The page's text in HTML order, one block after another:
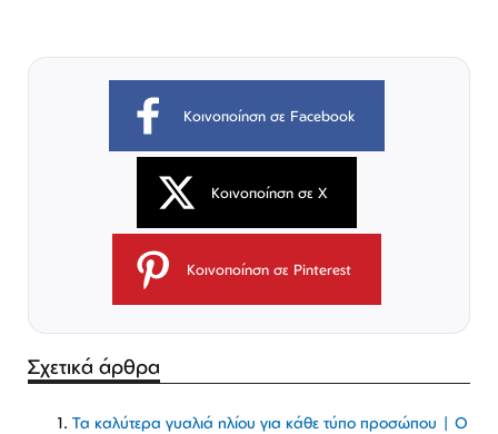
Κοινοποίηση σε Facebook
Κοινοποίηση σε X
Κοινοποίηση σε Pinterest
Σχετικά άρθρα
Τα καλύτερα γυαλιά ηλίου για κάθε τύπο προσώπου | Ο